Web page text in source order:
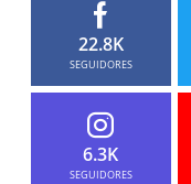
22.8K
SEGUIDORES
6.3K
SEGUIDORES